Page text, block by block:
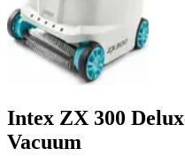
Intex ZX 300
Vacuum